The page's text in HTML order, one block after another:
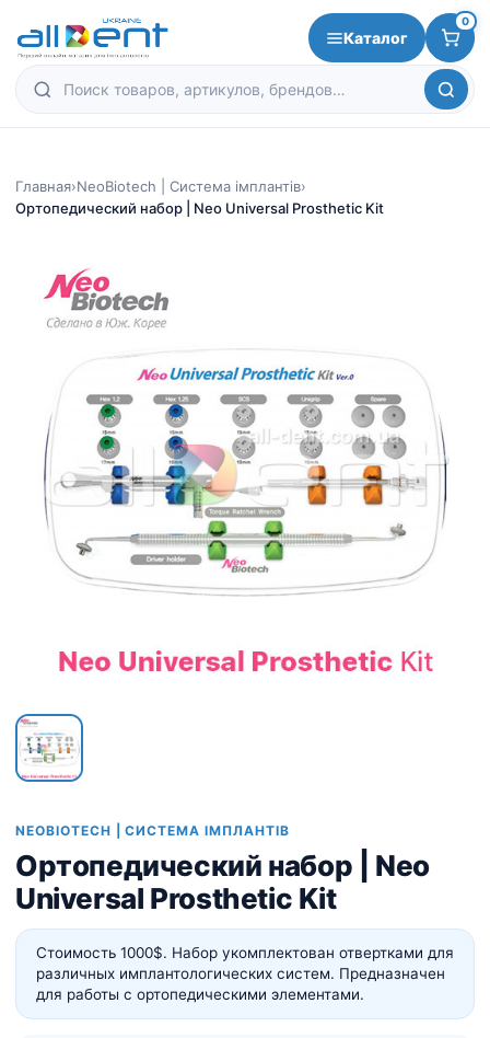
Каталог
0
Главная›NeoBiotech | Система імплантів›
Ортопедический набор | Neo Universal Prosthetic Kit
NEOBIOTECH | СИСТЕМА ІМПЛАНТІВ
Ортопедический набор | Neo
Universal Prosthetic Kit
Стоимость 1000$. Набор укомплектован отвертками для
различных имплантологических систем. Предназначен
для работы с ортопедическими элементами.